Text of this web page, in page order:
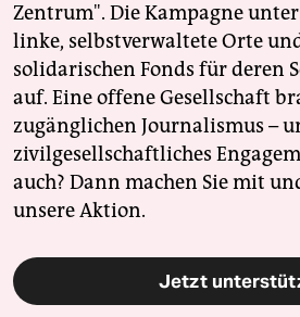
Zentrum". Die Kampagne
linke, selbstverwaltete Orte
solidarischen Fonds für deren
auf. Eine offene Gesellschaft
zugänglichen Journalismus –
zivilgesellschaftliches
auch? Dann machen Sie mit
unsere Aktion.
Jetzt